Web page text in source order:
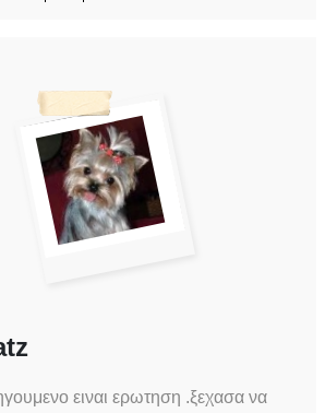
ειναι ερωτηση .ξεχασα να